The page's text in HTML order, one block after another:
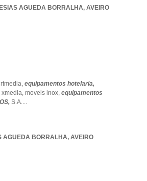
AGUEDA BORRALHA, AVEIRO
equipamentos hotelaria,
xmedia, moveis inox, equipamentos
S.A....
AGUEDA BORRALHA, AVEIRO